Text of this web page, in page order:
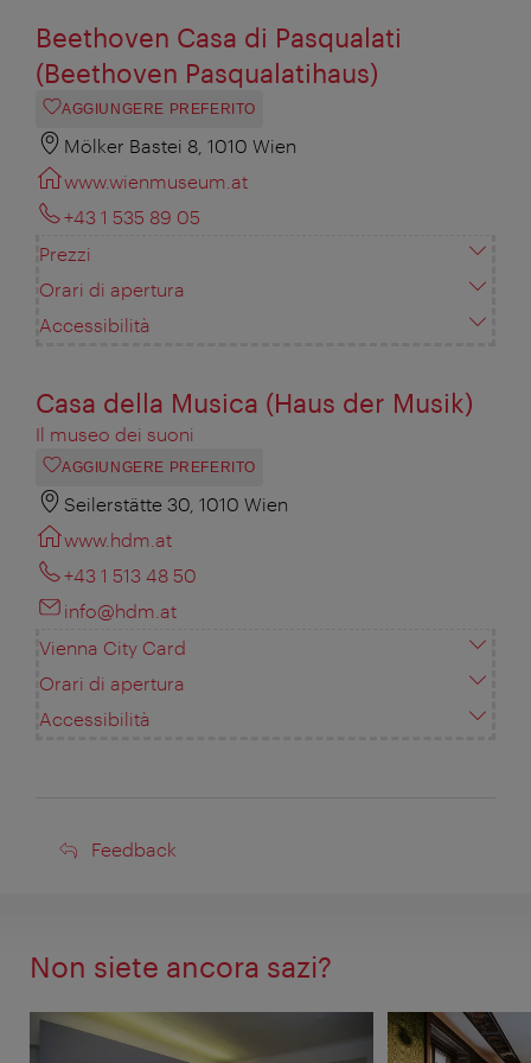
Beethoven Casa di Pasqualati
(Beethoven Pasqualatihaus)
AGGIUNGERE PREFERITO
Mölker Bastei 8, 1010 Wien
www.wienmuseum.at
+43 1 535 89 05
Prezzi
Orari di apertura
Accessibilità
Casa della Musica (Haus der Musik)
Il museo dei suoni
AGGIUNGERE PREFERITO
Seilerstätte 30, 1010 Wien
www.hdm.at
+43 1 513 48 50
info@hdm.at
Vienna City Card
Orari di apertura
Accessibilità
Feedback
Feedback
Non siete ancora sazi?